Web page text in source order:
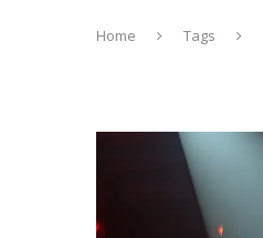
Home Tags